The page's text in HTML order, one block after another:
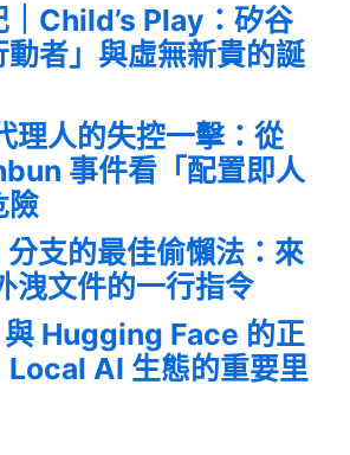
｜Child’s Play：矽谷
動者」與虛無新貴的誕
理人的失控一擊：從
事件看「配置即人
險
支的最佳偷懶法：來
洩文件的一行指令
Hugging Face 的正
Local AI 生態的重要里